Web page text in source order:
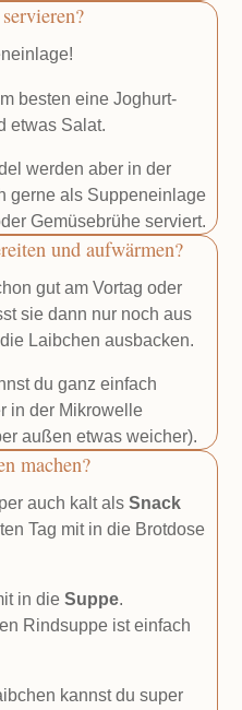
besten eine Joghurt-
etwas Salat.
werden aber in der
gerne als Suppeneinlage
Gemüsebrühe serviert.
und aufwärmen?
gut am Vortag oder
sie dann nur noch aus
Laibchen ausbacken.
du ganz einfach
in der Mikrowelle
außen etwas weicher).
machen?
auch kalt alsSnack
Tag mit in die Brotdose
in dieSuppe.
Rindsuppe ist einfach
kannst du super